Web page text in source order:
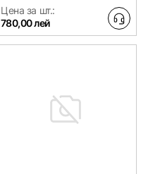
Цена за шт.:
780,00 лей